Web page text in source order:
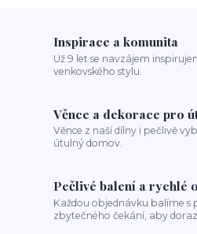
Inspirace a komunita
Už 9 let se navzájem
venkovského stylu.
Věnce a dekorace pro
Věnce z naší dílny i pečlivě
útulný domov.
Pečlivé balení a rychlé
Každou objednávku balíme s
zbytečného čekání, aby